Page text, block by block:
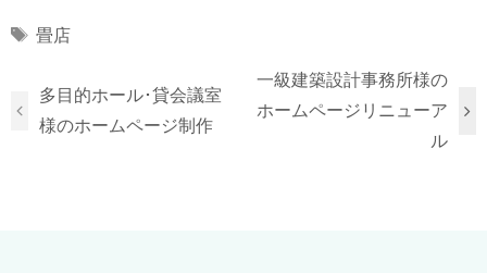
Tags
畳店
多目的ホール･貸会議室
様のホームページ制作
一級建築設計事務所様の
ホームページリニューア
ル